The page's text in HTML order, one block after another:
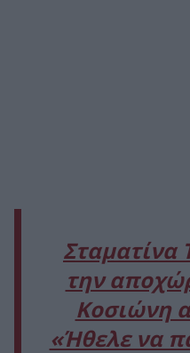
Σταματίνα
την
Κοσιώνη
«Ήθελε να